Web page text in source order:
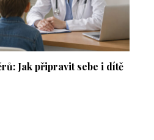
Jak připravit sebe i dítě